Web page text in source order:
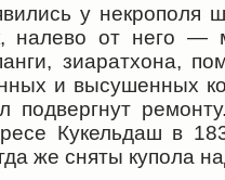
у некрополя
налево от него —
зиаратхона,
и высушенных
Кукельдаш в
же сняты купола